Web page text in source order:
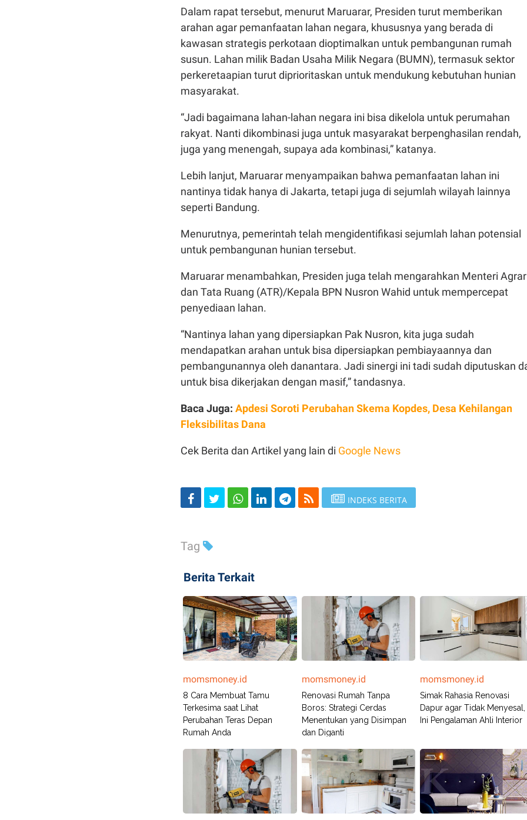
Dalam rapat tersebut, menurut Maruarar, Presiden turut memberikan
arahan agar pemanfaatan lahan negara, khususnya yang berada di
kawasan strategis perkotaan dioptimalkan untuk pembangunan rumah
susun. Lahan milik Badan Usaha Milik Negara (BUMN), termasuk sektor
perkeretaapian turut diprioritaskan untuk mendukung kebutuhan hunian
masyarakat.
“Jadi bagaimana lahan-lahan negara ini bisa dikelola untuk perumahan
rakyat. Nanti dikombinasi juga untuk masyarakat berpenghasilan rendah,
juga yang menengah, supaya ada kombinasi,” katanya.
Lebih lanjut, Maruarar menyampaikan bahwa pemanfaatan lahan ini
nantinya tidak hanya di Jakarta, tetapi juga di sejumlah wilayah lainnya
seperti Bandung.
Menurutnya, pemerintah telah mengidentifikasi sejumlah lahan potensial
untuk pembangunan hunian tersebut.
Maruarar menambahkan, Presiden juga telah mengarahkan Menteri
dan Tata Ruang (ATR)/Kepala BPN Nusron Wahid untuk mempercepat
penyediaan lahan.
“Nantinya lahan yang dipersiapkan Pak Nusron, kita juga sudah
mendapatkan arahan untuk bisa dipersiapkan pembiayaannya dan
pembangunannya oleh danantara. Jadi sinergi ini tadi sudah diputuskan
untuk bisa dikerjakan dengan masif,” tandasnya.
Baca Juga: Apdesi Soroti Perubahan Skema Kopdes, Desa Kehilangan
Fleksibilitas Dana
Cek Berita dan Artikel yang lain di Google News
INDEKS BERITA
Tag
Berita Terkait
momsmoney.id
8 Cara Membuat Tamu
Terkesima saat Lihat
Perubahan Teras Depan
Rumah Anda
momsmoney.id
Renovasi Rumah Tanpa
Boros: Strategi Cerdas
Menentukan yang Disimpan
dan Diganti
momsmoney.id
Simak Rahasia Renovasi
Dapur agar Tidak Menyesal,
Ini Pengalaman Ahli Interior